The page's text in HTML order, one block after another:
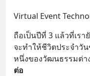
Virtual Event
ถือเป็นปีที่ 3 แล้วที่เร
จะทำให้ชีวิตประจำวั
หนึ่งของวัฒนธรรมต่า
ต่อ